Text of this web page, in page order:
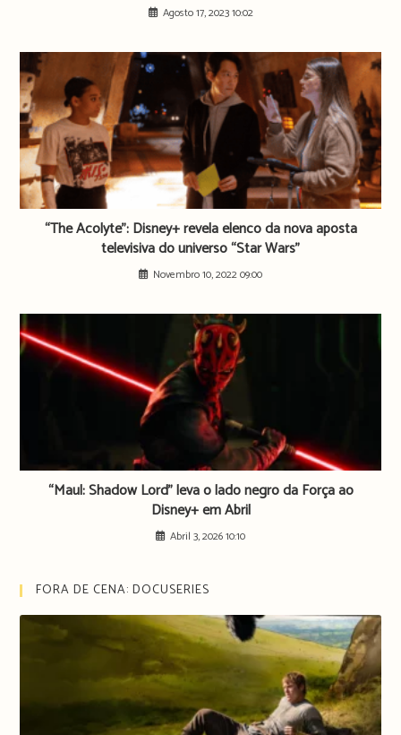
Agosto 17, 2023 10:02
“The Acolyte”: Disney+ revela elenco da nova aposta
televisiva do universo “Star Wars”
Novembro 10, 2022 09:00
“Maul: Shadow Lord” leva o lado negro da Força ao
Disney+ em Abril
Abril 3, 2026 10:10
FORA DE CENA: DOCUSERIES